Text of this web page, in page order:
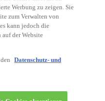
Ford Onlineshop
Werbung zu zeigen. Sie
zum Verwalten von
kann jedoch die
der Website
Datenschutz- und